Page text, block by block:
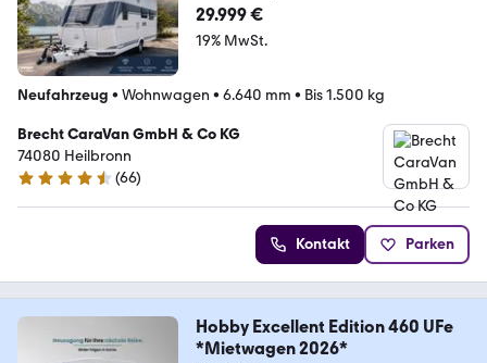
29.999 €
19% MwSt.
Neufahrzeug • Wohnwagen • 6.640 mm • Bis 1.500 kg
Brecht CaraVan GmbH & Co KG
74080 Heilbronn
4.6 Sterne
(66)
Kontakt Parken
Hobby Excellent Edition 460 UFe
*Mietwagen 2026*